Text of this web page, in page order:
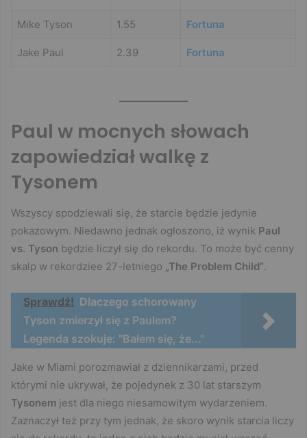
Mike Tyson 1.55 Fortuna
Jake Paul 2.39 Fortuna
Paul w mocnych słowach
zapowiedział walkę z
Tysonem
Wszyscy spodziewali się, że starcie będzie jedynie
pokazowym. Niedawno jednak ogłoszono, iż wynik Paul
vs. Tyson będzie liczył się do rekordu. To może być cenny
skalp w rekordziee 27-letniego „The Problem Child”.
Sprawdź! Dlaczego schorowany
Tyson zmierzył się z Paulem?
Legenda szokuje: "Bałem się, że..."
Jake w Miami porozmawiał z dziennikarzami, przed
którymi nie ukrywał, że pojedynek z 30 lat starszym
Tysonem jest dla niego niesamowitym wydarzeniem.
Zaznaczył też przy tym jednak, że skoro wynik starcia liczy